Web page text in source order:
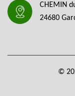
CHEMIN
24680
©